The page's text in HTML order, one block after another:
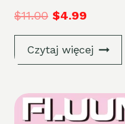
$11.00 $4.99
Czytaj więcej